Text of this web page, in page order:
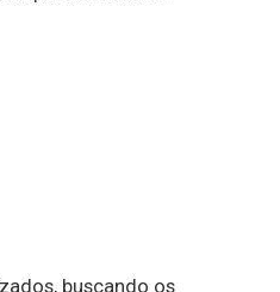
buscando os